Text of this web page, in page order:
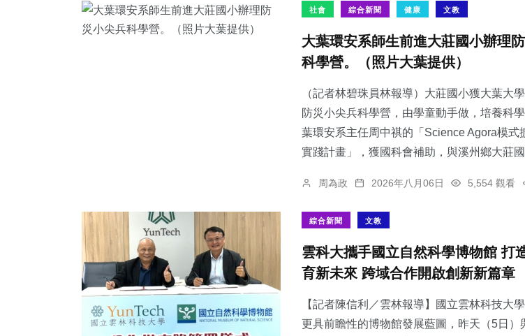
社會 綜合新聞 健康 文教
大葉環安系師生前進大莊國小辦理
科學營。（照片大葉提供）
（記者林碧珠員林報導）大莊國小獲大葉大
防災小尖兵科學營，由學童動手做，培養科
葉環安系主任周中祺的「Science Agora模式
實踐計畫」，獲國科會補助，與溪州鄉大莊
周為政 2026年八月06日 5,554 觀看
綜合新聞 文教
雲科大攜手國立自然科學博物館 打
育新未來 跨域合作開啟創新新篇章
【記者陳信利／雲林報導】國立雲林科技大
更具前瞻性的博物館發展藍圖，昨天（5日）
30+
科技新知